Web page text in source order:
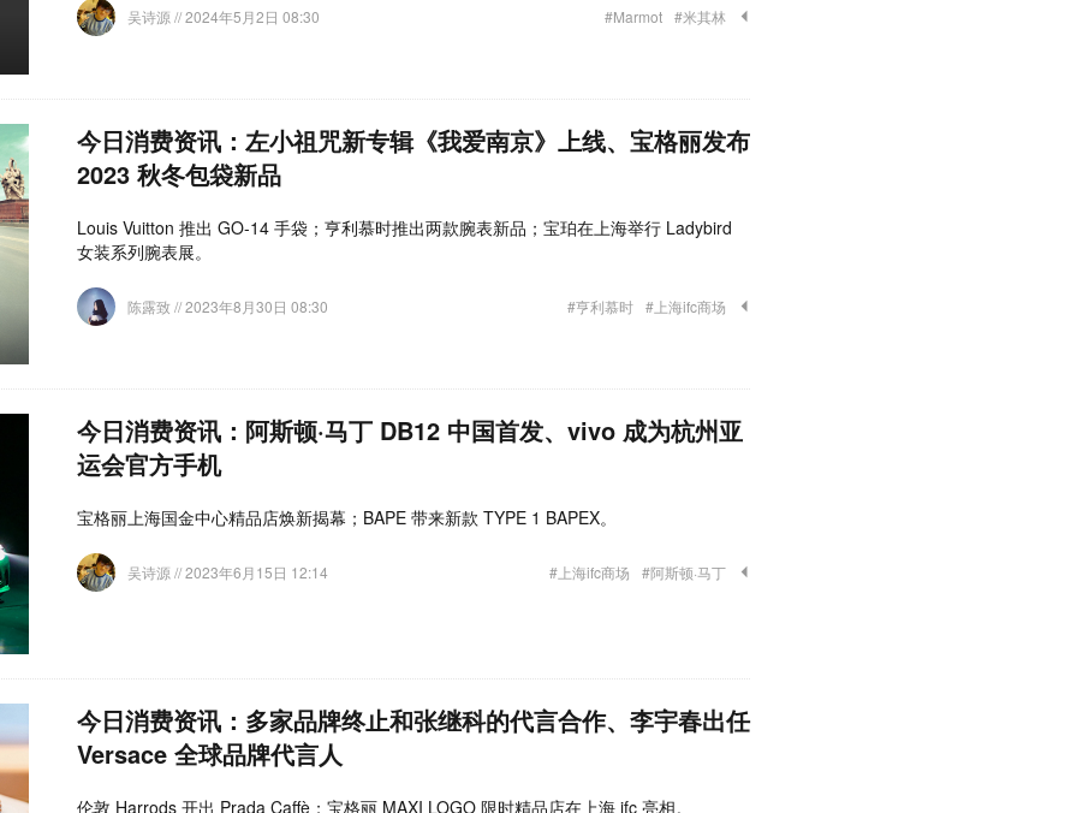
吴诗源 // 2024年5月2日 08:30 #Marmot #米其林
今日消费资讯：左小祖咒新专辑《我爱南京》上线、宝格丽发布
2023 秋冬包袋新品
Louis Vuitton 推出 GO-14 手袋；亨利慕时推出两款腕表新品；宝珀在上海举行 Ladybird
女装系列腕表展。
陈露致// 2023年8月30日 08:30 #亨利慕时 #上海ifc商场
今日消费资讯：阿斯顿·马丁 DB12 中国首发、vivo 成为杭州亚
运会官方手机
宝格丽上海国金中心精品店焕新揭幕；BAPE 带来新款 TYPE 1 BAPEX。
吴诗源 // 2023年6月15日 12:14 #上海ifc商场 #阿斯顿·马丁
今日消费资讯：多家品牌终止和张继科的代言合作、李宇春出任
Versace 全球品牌代言人
伦敦 Harrods 开出 Prada Caffè；宝格丽 MAXI LOGO 限时精品店在上海 ifc 亮相。